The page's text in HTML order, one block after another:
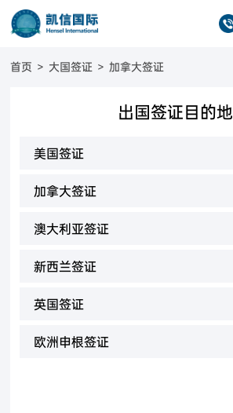
首页 > 大国签证 > 加拿大签证
出国签证目的地
美国签证
加拿大签证
澳大利亚签证
新西兰签证
英国签证
欧洲申根签证